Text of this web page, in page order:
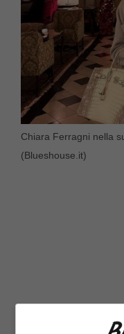
Chiara Ferragni nella
(Blueshouse.it)